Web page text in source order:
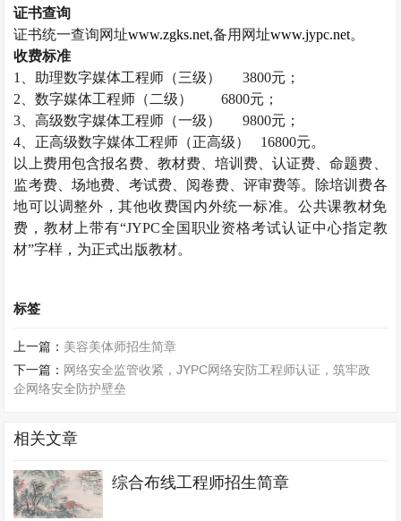
证书查询
证书统一查询网址www.zgks.net,备用网址www.jypc.net。
收费标准
1
、助理数字媒体工程师（三级） 3800元；
2 、数字媒体工程师（二级） 6800元；
3 、高级数字媒体工程师（一级） 9800元；
4 、正高级数字媒体工程师（正高级） 16800元。
以上费用包含报名费、教材费、培训费、认证费、命题费、
监考费、场地费、考试费、阅卷费、评审费等。除培训费各
地可以调整外，其他收费国内外统一标准。公共课教材免
费，教材上带有“JYPC全国职业资格考试认证中心指定教
材”字样，为正式出版教材。
标签
上一篇： 美容美体师招生简章
下一篇： 网络安全监管收紧，JYPC网络安防工程师认证，筑牢政
企网络安全防护壁垒
相关文章
综合布线工程师招生简章